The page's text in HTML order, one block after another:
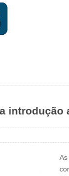
introdução